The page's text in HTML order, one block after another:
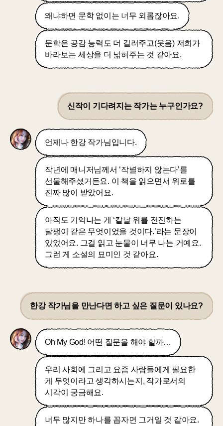
왜냐하면 문학 없이는 너무 외롭잖아요.
문학은 공감 능력도 더 길러주고(웃음) 저희가
바라보는 세상을 더 넓혀주는 것 같아요.
신작이 기다려지는 작가는 누구인가요?
언제나 한강 작가님입니다.
작년에 매니저님께서 ‘작별하지 않는다’를
선물해주셨거든요. 이 책을 읽으면서 위로를
진짜 많이 받았어요.
아직도 기억나는 게 ‘칼날 위를 전진하는
달팽이 같은 무엇이었을 것이다.’라는 문장이
있었어요. 그걸 읽고 눈물이 너무 나는 거예요.
그런 게 소설의 묘미인 것 같아요.
한강 작가님을 만난다면 하고 싶은 질문이 있나요?
Oh My God! 어떤 질문을 해야 할까…
우리 사회에 그리고 요즘 사람들에게 필요한
게 무엇이라고 생각하시는지, 작가로서의
시각이 궁금해요.
너무 많지만 하나를 꼽자면 그거일 것 같아요.